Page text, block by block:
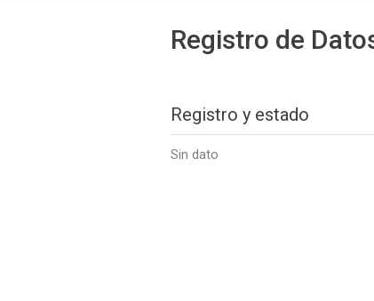
Registro de
Registro y estado
Sin dato